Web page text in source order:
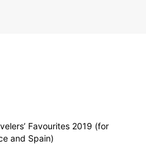
Favourites 2019 (for
and Spain)